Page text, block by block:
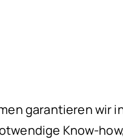
garantieren wir
Know-